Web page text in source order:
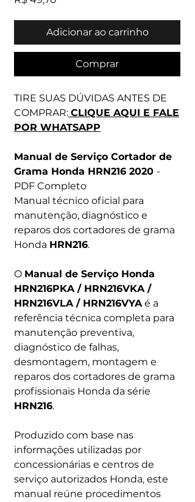
Adicionar ao carrinho
Comprar
TIRE SUAS DÚVIDAS ANTES DE
COMPRAR: CLIQUE AQUI E FALE
POR WHATSAPP
Manual de Serviço Cortador de
Grama Honda HRN216 2020 -
PDF Completo
Manual técnico oficial para
manutenção, diagnóstico e
reparos dos cortadores de grama
Honda HRN216.
O Manual de Serviço Honda
HRN216PKA / HRN216VKA /
HRN216VLA / HRN216VYAé a
referência técnica completa para
manutenção preventiva,
diagnóstico de falhas,
desmontagem, montagem e
reparos dos cortadores de grama
profissionais Honda da série
HRN216.
Produzido com base nas
informações utilizadas por
concessionárias e centros de
serviço autorizados Honda, este
manual reúne procedimentos